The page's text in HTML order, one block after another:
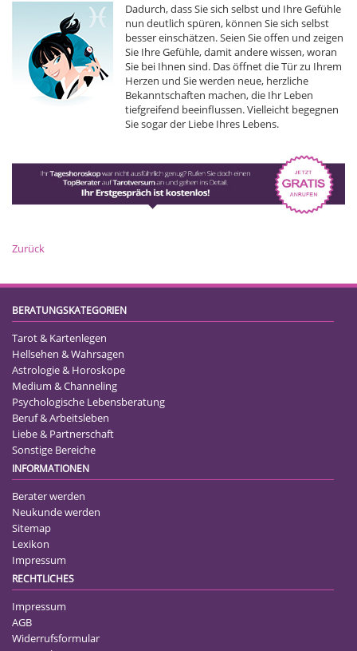
Dadurch, dass Sie sich selbst und Ihre Gefühle
nun deutlich spüren, können Sie sich selbst
besser einschätzen. Seien Sie offen und zeigen
Sie Ihre Gefühle, damit andere wissen, woran
Sie bei Ihnen sind. Das öffnet die Tür zu Ihrem
Herzen und Sie werden neue, herzliche
Bekanntschaften machen, die Ihr Leben
tiefgreifend beeinflussen. Vielleicht begegnen
Sie sogar der Liebe Ihres Lebens.
Zurück
BERATUNGSKATEGORIEN
Tarot & Kartenlegen
Hellsehen & Wahrsagen
Astrologie & Horoskope
Medium & Channeling
Psychologische Lebensberatung
Beruf & Arbeitsleben
Liebe & Partnerschaft
Sonstige Bereiche
INFORMATIONEN
Berater werden
Neukunde werden
Sitemap
Lexikon
Impressum
RECHTLICHES
Impressum
AGB
Widerrufsformular